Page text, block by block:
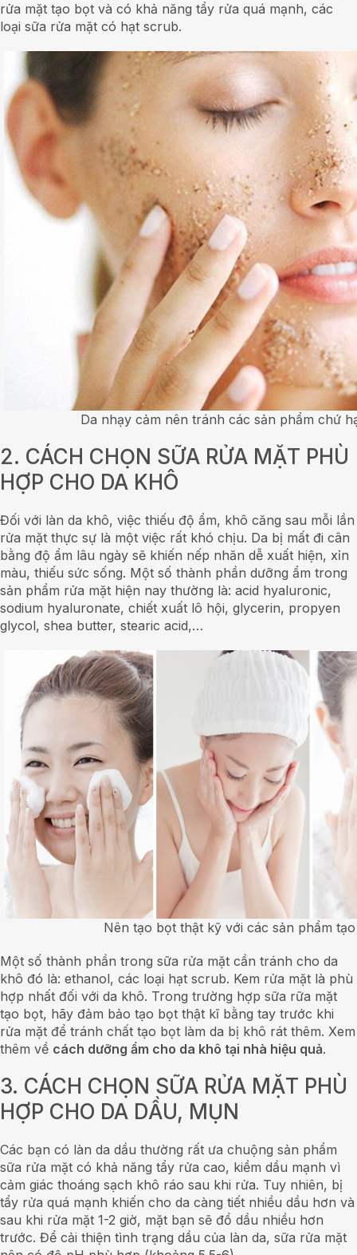
rửa mặt tạo bọt và có khả năng tẩy rửa quá mạnh, các
loại sữa rửa mặt có hạt scrub.
Da nhạy cảm nên tránh các sản phẩm chứ
2. CÁCH CHỌN SỮA RỬA MẶT PHÙ
HỢP CHO DA KHÔ
Đối với làn da khô, việc thiếu độ ẩm, khô căng sau mỗi lần
rửa mặt thực sự là một việc rất khó chịu. Da bị mất đi cân
bằng độ ẩm lâu ngày sẽ khiến nếp nhăn dễ xuất hiện, xỉn
màu, thiếu sức sống. Một số thành phần dưỡng ẩm trong
sản phẩm rửa mặt hiện nay thường là: acid hyaluronic,
sodium hyaluronate, chiết xuất lô hội, glycerin, propyen
glycol, shea butter, stearic acid,…
Nên tạo bọt thật kỹ với các sản phẩm
Một số thành phần trong sữa rửa mặt cần tránh cho da
khô đó là: ethanol, các loại hạt scrub. Kem rửa mặt là phù
hợp nhất đối với da khô. Trong trường hợp sữa rữa mặt
tạo bọt, hãy đảm bảo tạo bọt thật kĩ bằng tay trước khi
rửa mặt để tránh chất tạo bọt làm da bị khô rát thêm. Xem
thêm về cách dưỡng ẩm cho da khô tại nhà hiệu quả.
3. CÁCH CHỌN SỮA RỬA MẶT PHÙ
HỢP CHO DA DẦU, MỤN
Các bạn có làn da dầu thường rất ưa chuộng sản phẩm
sữa rửa mặt có khả năng tẩy rửa cao, kiềm dầu mạnh vì
cảm giác thoáng sạch khô ráo sau khi rửa. Tuy nhiên, bị
tẩy rửa quá mạnh khiến cho da càng tiết nhiều dầu hơn và
sau khi rửa mặt 1-2 giờ, mặt bạn sẽ đổ dầu nhiều hơn
trước. Để cải thiện tình trạng dầu của làn da, sữa rửa mặt